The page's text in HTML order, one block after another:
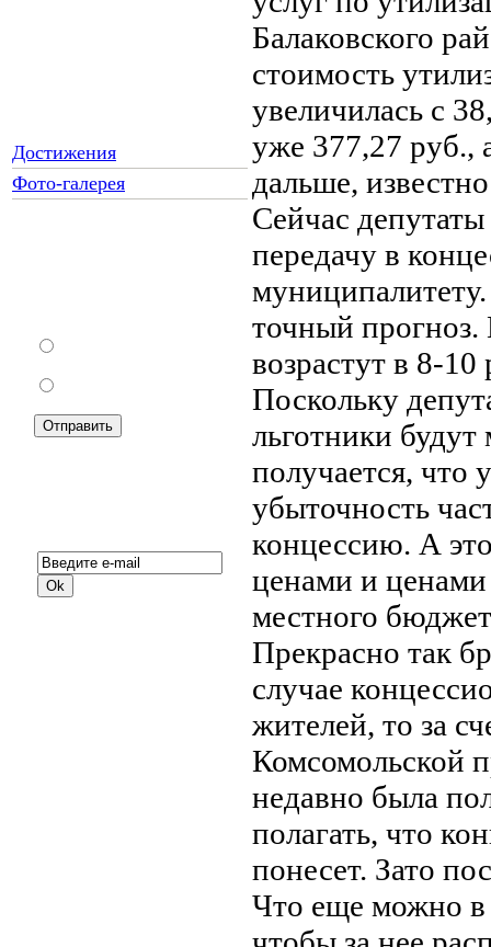
Достижения
Фото-галерея
Балаковского
стоимость
увеличилась с
уже 377,27 руб.,
дальше,
Сейчас
передачу в
муниципалитету.
точный прогноз.
возрастут в 8-
Поскольку
льготники
получается, что
убыточность
концессию. А
ценами и ценами
местного
Прекрасно так
случае
жителей, то за
Комсомольской
недавно была
полагать, что
понесет. Зато
Что еще можно в